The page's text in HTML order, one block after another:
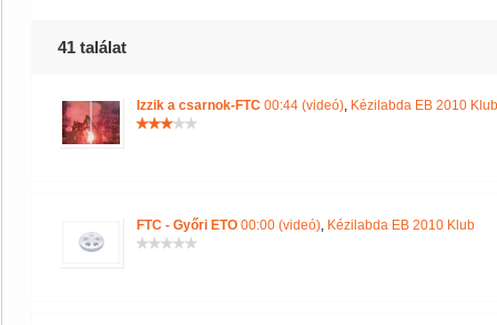
41 találat
Izzik a csarnok-FTC 00:44 (videó), Kézilabda EB 2010 Klub
FTC - Győri ETO 00:00 (videó), Kézilabda EB 2010 Klub